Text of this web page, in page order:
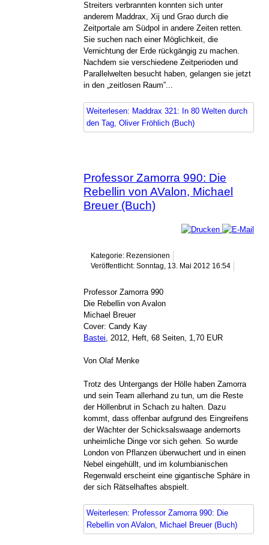
Streiters verbrannten konnten sich unter
anderem Maddrax, Xij und Grao durch die
Zeitportale am Südpol in andere Zeiten retten.
Sie suchen nach einer Möglichkeit, die
Vernichtung der Erde rückgängig zu machen.
Nachdem sie verschiedene Zeitperioden und
Parallelwelten besucht haben, gelangen sie jetzt
in den „zeitlosen Raum”...
Weiterlesen: Maddrax 321: In 80 Welten durch
den Tag, Oliver Fröhlich (Buch)
Professor Zamorra 990: Die
Rebellin von AValon, Michael
Breuer (Buch)
Kategorie: Rezensionen
Veröffentlicht: Sonntag, 13. Mai 2012 16:54
Professor Zamorra 990
Die Rebellin von Avalon
Michael Breuer
Cover: Candy Kay
Bastei, 2012, Heft, 68 Seiten, 1,70 EUR
Von Olaf Menke
Trotz des Untergangs der Hölle haben Zamorra
und sein Team allerhand zu tun, um die Reste
der Höllenbrut in Schach zu halten. Dazu
kommt, dass offenbar aufgrund des Eingreifens
der Wächter der Schicksalswaage andernorts
unheimliche Dinge vor sich gehen. So wurde
London von Pflanzen überwuchert und in einen
Nebel eingehüllt, und im kolumbianischen
Regenwald erscheint eine gigantische Sphäre in
der sich Rätselhaftes abspielt.
Weiterlesen: Professor Zamorra 990: Die
Rebellin von AValon, Michael Breuer (Buch)